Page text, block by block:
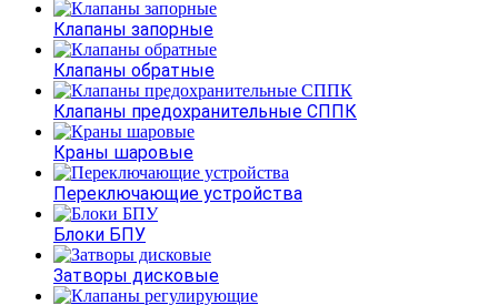
Клапаны запорные
Клапаны обратные
Клапаны предохранительные СППК
Краны шаровые
Переключающие устройства
Блоки БПУ
Затворы дисковые